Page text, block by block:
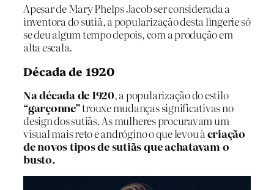
Apesar de Mary Phelps Jacob ser considerada a
inventora do sutiã, a popularização desta lingerie só
se deu algum tempo depois, com a produção em
alta escala.
Década de 1920
Na década de 1920, a popularização do estilo
“garçonne”trouxe mudanças significativas no
design dos sutiãs. As mulheres procuravam um
visual mais reto e andrógino o que levou àcriação
de novos tipos de sutiãs que achatavam o
busto.